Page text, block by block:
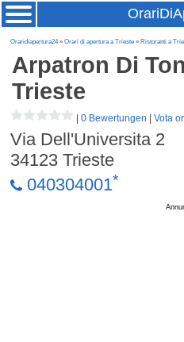
Oraridiapertura24»Orari di apertura a Trieste » Ristoranti a
Arpatron Di
Trieste
|0 Bewertungen |Vota
Via Dell'Universita 2
34123 Trieste
040304001*